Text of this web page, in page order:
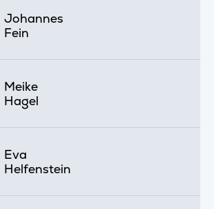
Johannes
Fein
Meike
Hagel
Eva
Helfenstein